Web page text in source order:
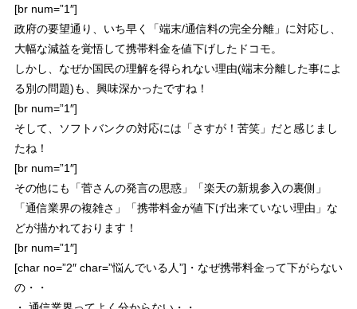
[br num=”1″]
政府の要望通り、いち早く「端末/通信料の完全分離」に対応し、
大幅な減益を覚悟して携帯料金を値下げしたドコモ。
しかし、なぜか国民の理解を得られない理由(端末分離した事によ
る別の問題)も、興味深かったですね！
[br num=”1″]
そして、ソフトバンクの対応には「さすが！苦笑」だと感じまし
たね！
[br num=”1″]
その他にも「菅さんの発言の思惑」「楽天の新規参入の裏側」
「通信業界の複雑さ」「携帯料金が値下げ出来ていない理由」な
どが描かれております！
[br num=”1″]
[char no=”2″ char=”悩んでいる人”]・なぜ携帯料金って下がらない
の・・